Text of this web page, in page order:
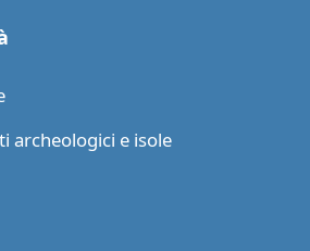
archeologici e isole